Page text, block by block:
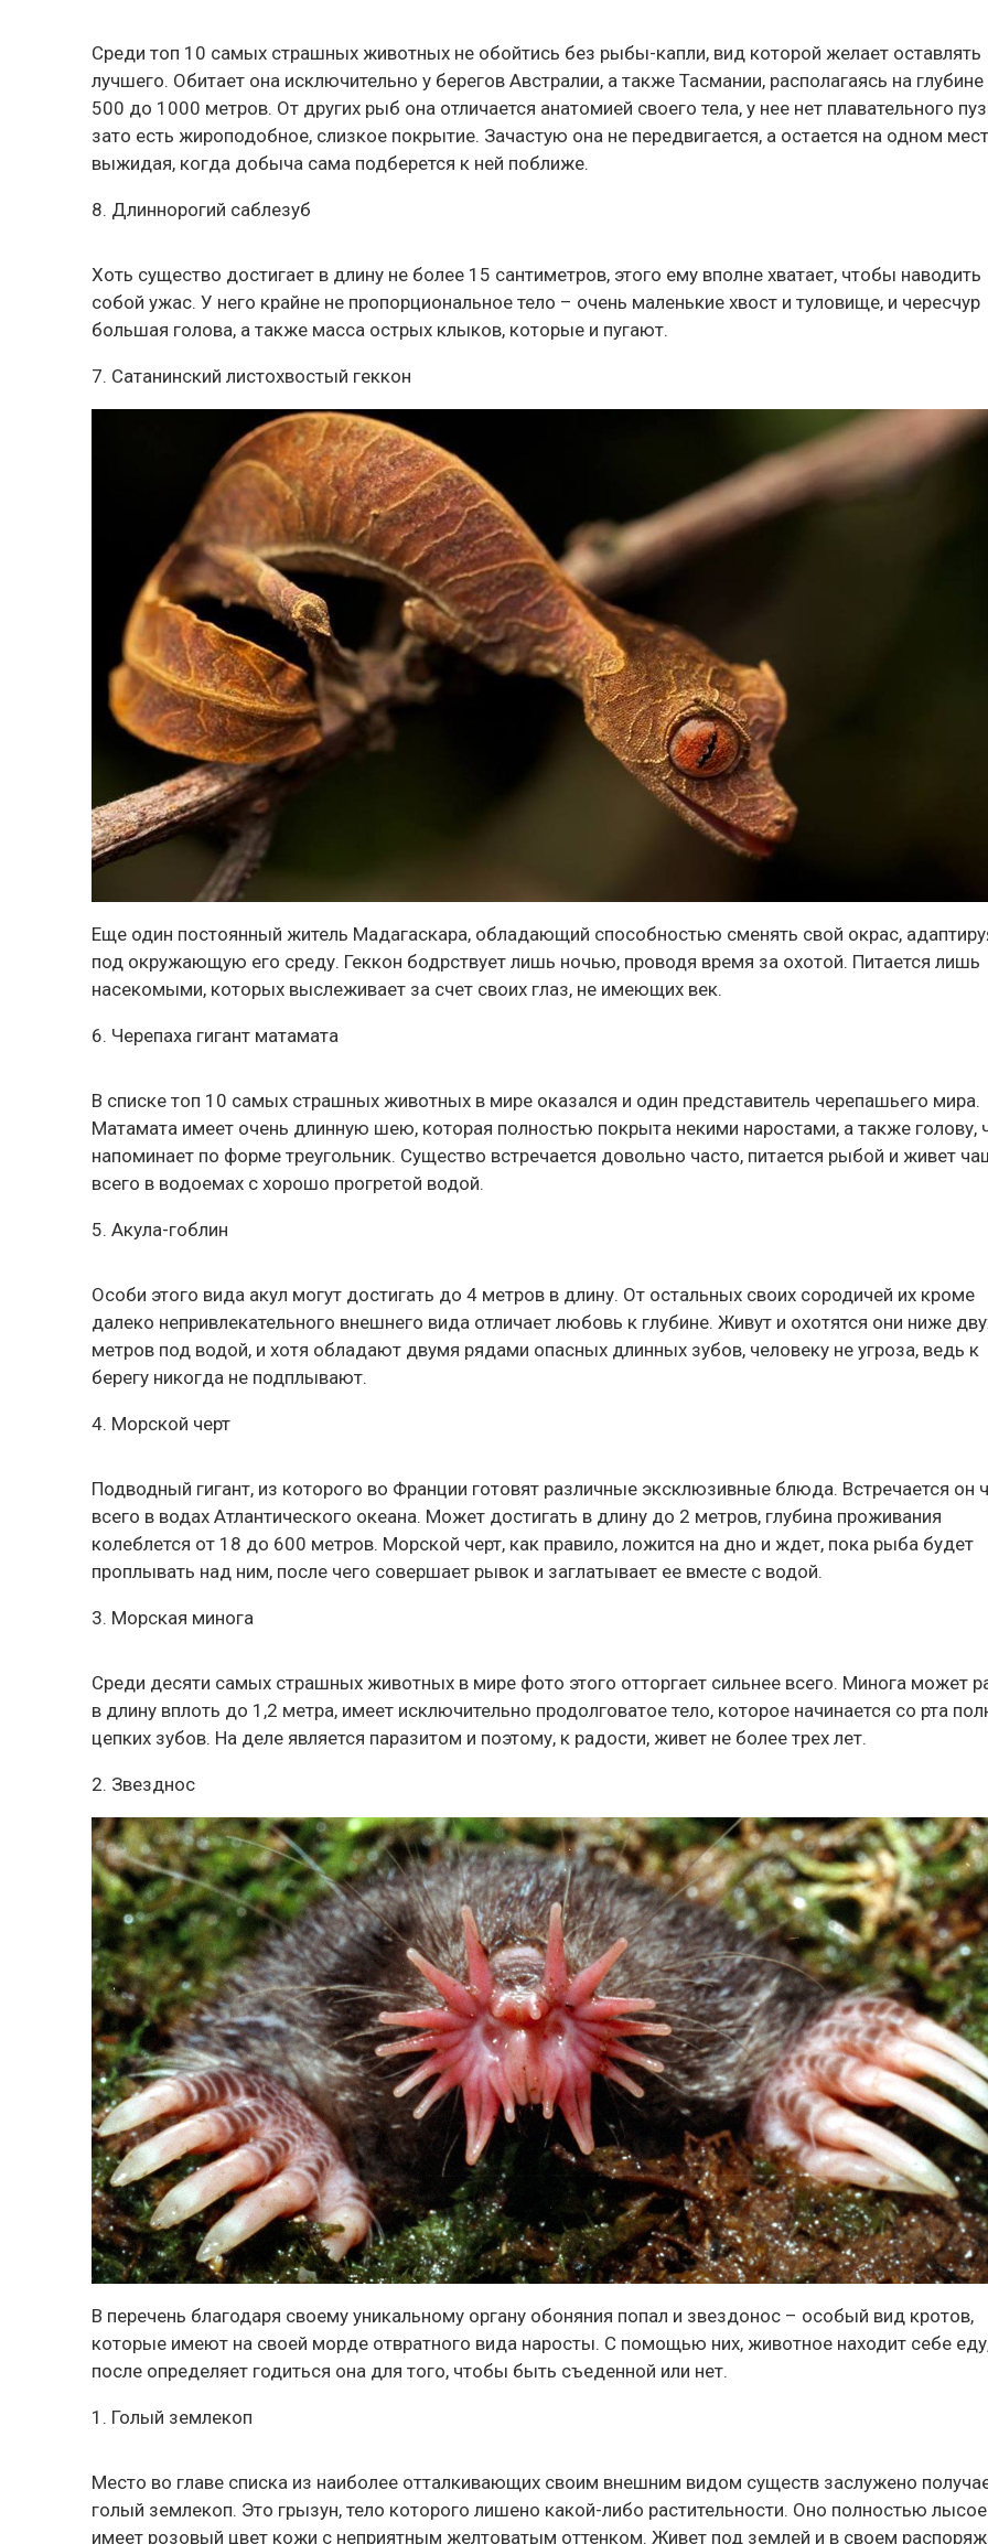
Среди топ 10 самых страшных животных не обойтись без рыбы-капли, вид которой желает оставлять
лучшего. Обитает она исключительно у берегов Австралии, а также Тасмании, располагаясь на глубине
500 до 1000 метров. От других рыб она отличается анатомией своего тела, у нее нет плавательного
зато есть жироподобное, слизкое покрытие. Зачастую она не передвигается, а остается на одном
выжидая, когда добыча сама подберется к ней поближе.
8. Длиннорогий саблезуб
Хоть существо достигает в длину не более 15 сантиметров, этого ему вполне хватает, чтобы наводить
собой ужас. У него крайне не пропорциональное тело – очень маленькие хвост и туловище, и чересчур
большая голова, а также масса острых клыков, которые и пугают.
7. Сатанинский листохвостый геккон
Еще один постоянный житель Мадагаскара, обладающий способностью сменять свой окрас,
под окружающую его среду. Геккон бодрствует лишь ночью, проводя время за охотой. Питается лишь
насекомыми, которых выслеживает за счет своих глаз, не имеющих век.
6. Черепаха гигант матамата
В списке топ 10 самых страшных животных в мире оказался и один представитель черепашьего мира.
Матамата имеет очень длинную шею, которая полностью покрыта некими наростами, а также голову,
напоминает по форме треугольник. Существо встречается довольно часто, питается рыбой и живет
всего в водоемах с хорошо прогретой водой.
5. Акула-гоблин
Особи этого вида акул могут достигать до 4 метров в длину. От остальных своих сородичей их кроме
далеко непривлекательного внешнего вида отличает любовь к глубине. Живут и охотятся они ниже
метров под водой, и хотя обладают двумя рядами опасных длинных зубов, человеку не угроза, ведь к
берегу никогда не подплывают.
4. Морской черт
Подводный гигант, из которого во Франции готовят различные эксклюзивные блюда. Встречается он
всего в водах Атлантического океана. Может достигать в длину до 2 метров, глубина проживания
колеблется от 18 до 600 метров. Морской черт, как правило, ложится на дно и ждет, пока рыба будет
проплывать над ним, после чего совершает рывок и заглатывает ее вместе с водой.
3. Морская минога
Среди десяти самых страшных животных в мире фото этого отторгает сильнее всего. Минога может
в длину вплоть до 1,2 метра, имеет исключительно продолговатое тело, которое начинается со рта
цепких зубов. На деле является паразитом и поэтому, к радости, живет не более трех лет.
2. Звезднос
В перечень благодаря своему уникальному органу обоняния попал и звездонос – особый вид кротов,
которые имеют на своей морде отвратного вида наросты. С помощью них, животное находит себе
после определяет годиться она для того, чтобы быть съеденной или нет.
1. Голый землекоп
Место во главе списка из наиболее отталкивающих своим внешним видом существ заслужено
голый землекоп. Это грызун, тело которого лишено какой-либо растительности. Оно полностью
имеет розовый цвет кожи с неприятным желтоватым оттенком. Живет под землей и в своем